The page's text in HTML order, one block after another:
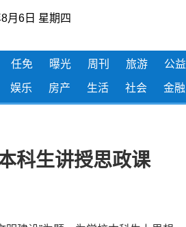
月6日 星期四
任免 曝光 周刊 旅游 公益
娱乐 房产 生活 社会 金融
科生讲授思政课